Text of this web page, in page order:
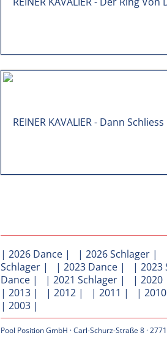
| 2026 Dance | | 2026 Schlager |
Schlager | | 2023 Dance | | 2023
Dance | | 2021 Schlager | | 2020
| 2013 | | 2012 | | 2011 | | 2010
| 2003 |
Pool Position GmbH · Carl-Schurz-Straße 8 ·